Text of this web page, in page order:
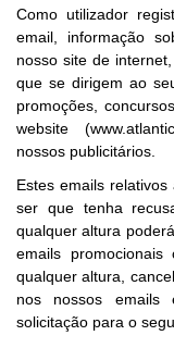
Como utilizador
email, informação
nosso site de
que se dirigem ao
promoções,
website
nossos publicitários.
Estes emails
ser que tenha
qualquer altura
emails
qualquer altura,
nos nossos emails
solicitação para o